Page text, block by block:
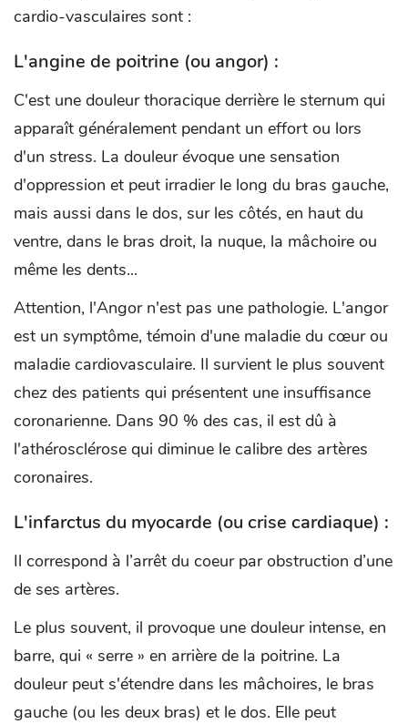
cardio-vasculaires sont :
L'angine de poitrine (ou angor) :
C'est une douleur thoracique derrière le sternum qui
apparaît généralement pendant un effort ou lors
d'un stress. La douleur évoque une sensation
d'oppression et peut irradier le long du bras gauche,
mais aussi dans le dos, sur les côtés, en haut du
ventre, dans le bras droit, la nuque, la mâchoire ou
même les dents...
Attention, l'Angor n'est pas une pathologie. L'angor
est un symptôme, témoin d'une maladie du cœur ou
maladie cardiovasculaire. Il survient le plus souvent
chez des patients qui présentent une insuffisance
coronarienne. Dans 90 % des cas, il est dû à
l'athérosclérose qui diminue le calibre des artères
coronaires.
L'infarctus du myocarde (ou crise cardiaque) :
Il correspond à l’arrêt du coeur par obstruction d’une
de ses artères.
Le plus souvent, il provoque une douleur intense, en
barre, qui « serre » en arrière de la poitrine. La
douleur peut s'étendre dans les mâchoires, le bras
gauche (ou les deux bras) et le dos. Elle peut